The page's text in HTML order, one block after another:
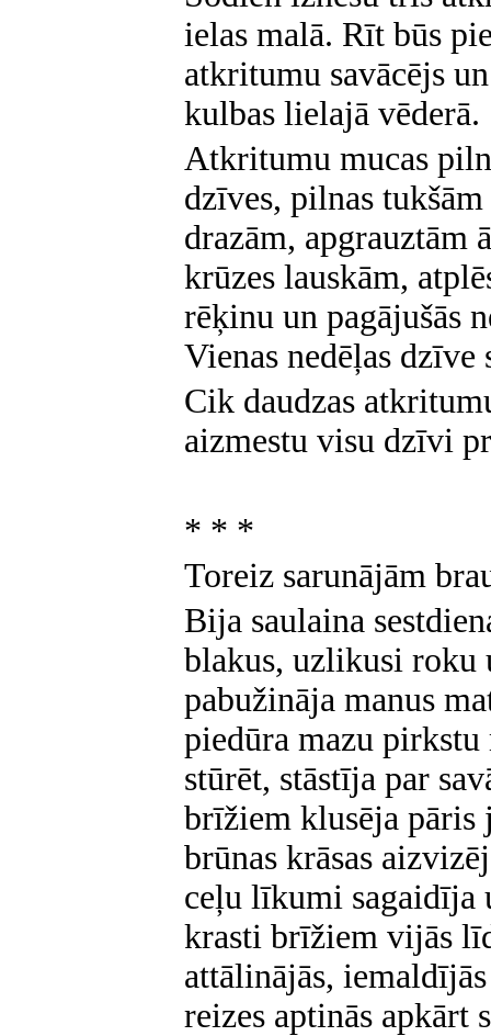
ielas malā. Rīt būs
atkritumu savācējs
kulbas lielajā vēderā.
Atkritumu mucas
dzīves, pilnas
drazām, apgrauztām
krūzes lauskām,
rēķinu un pagājušās
Vienas nedēļas
Cik daudzas
aizmestu visu dzīvi
* * *
Toreiz sarunājām
Bija saulaina
blakus, uzlikusi roku
pabužināja manus
piedūra mazu pirkstu
stūrēt, stāstīja par
brīžiem klusēja pāris
brūnas krāsas
ceļu līkumi sagaidīja
krasti brīžiem vijās
attālinājās,
reizes aptinās apkārt